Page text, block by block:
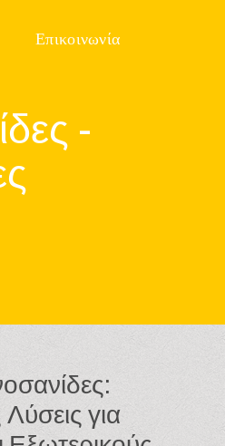
Επικοινωνία
-
για